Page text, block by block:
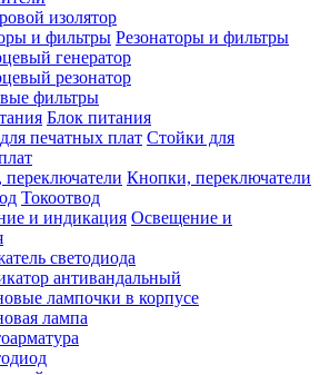
изолятор
Резонаторы и фильтры
генератор
резонатор
фильтры
Блок питания
Стойки для
Кнопки, переключатели
Токоотвод
Освещение и
светодиода
антивандальный
лампочки в корпусе
лампа